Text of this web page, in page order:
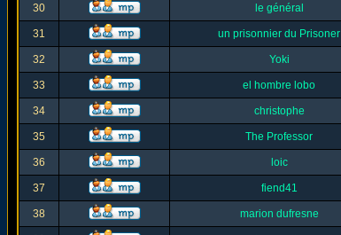
30 le général
31 un prisonnier du Prisoner
32 Yoki
33 el hombre lobo
34 christophe
35 The Professor
36 loic
37 fiend41
38 marion dufresne